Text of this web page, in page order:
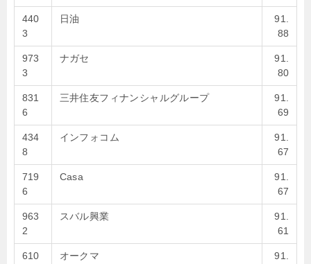
440
3
日油
91.
88
973
3
ナガセ
91.
80
831
6
三井住友フィナンシャルグループ
91.
69
434
8
インフォコム
91.
67
719
6
Casa
91.
67
963
2
スバル興業
91.
61
610
オークマ
91.